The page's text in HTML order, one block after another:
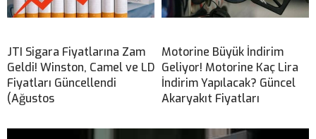
JTI Sigara Fiyatlarına Zam
Geldi! Winston, Camel ve LD
Fiyatları Güncellendi
(Ağustos
Motorine Büyük İndirim
Geliyor! Motorine Kaç Lira
İndirim Yapılacak? Güncel
Akaryakıt Fiyatları